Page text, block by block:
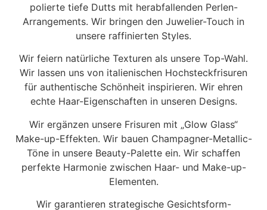
polierte tiefe Dutts mit herabfallenden Perlen-
Arrangements. Wir bringen den Juwelier-Touch in
unsere raffinierten Styles.
Wir feiern natürliche Texturen als unsere Top-Wahl.
Wir lassen uns von italienischen Hochsteckfrisuren
für authentische Schönheit inspirieren. Wir ehren
echte Haar-Eigenschaften in unseren Designs.
Wir ergänzen unsere Frisuren mit „Glow Glass“
Make-up-Effekten. Wir bauen Champagner-Metallic-
Töne in unsere Beauty-Palette ein. Wir schaffen
perfekte Harmonie zwischen Haar- und Make-up-
Elementen.
Wir garantieren strategische Gesichtsform-